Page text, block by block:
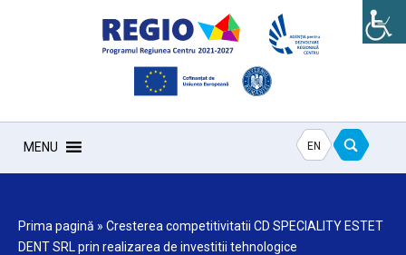
MENU EN
Prima pagină » Cresterea competitivitatii CD SPECIALITY ESTET
DENT SRL prin realizarea de investitii tehnologice